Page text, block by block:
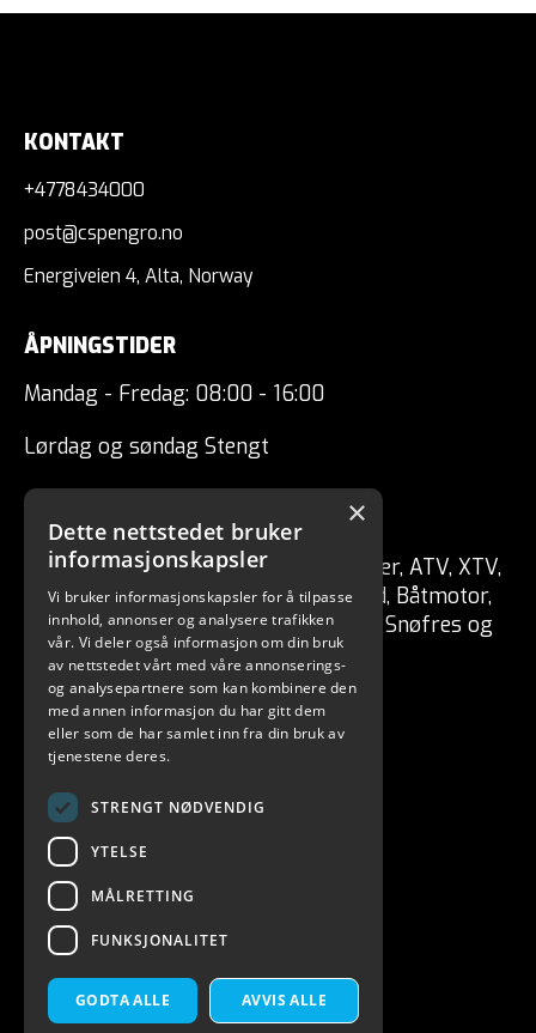
KONTAKT
+4778434000
post@cspengro.no
Energiveien 4, Alta, Norway
ÅPNINGSTIDER
Mandag - Fredag: 08:00 - 16:00
Lørdag og søndag Stengt
CSP ENGRO AS
Forhandler av fritidskjøretøy Tilhenger, ATV, XTV,
UTV, Mopedbil, Snøscooter, MC, Moped, Båtmotor,
Båt, Vannscooter, Elektriske kjøretøy, Snøfres og
redskaper for skog / hage.
CSP ENGRO AS 2026. ALL RIGHTS RESERVED.
POWERED BY EMPORI CMS
×
Dette nettstedet bruker
informasjonskapsler
Vi bruker informasjonskapsler for å tilpasse
innhold, annonser og analysere trafikken
vår. Vi deler også informasjon om din bruk
av nettstedet vårt med våre annonserings-
og analysepartnere som kan kombinere den
med annen informasjon du har gitt dem
eller som de har samlet inn fra din bruk av
tjenestene deres.
STRENGT NØDVENDIG
YTELSE
MÅLRETTING
FUNKSJONALITET
GODTA ALLE AVVIS ALLE